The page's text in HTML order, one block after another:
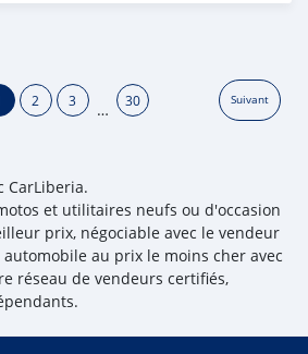
2 3 … 30 Suivant
CarLiberia.
et utilitaires neufs ou d'occasion
prix, négociable avec le vendeur
au prix le moins cher avec
réseau de vendeurs certifiés,